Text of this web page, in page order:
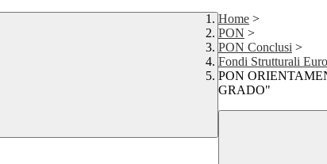
Home >
PON >
PON Conclusi >
Fondi Strutturali
PON
GRADO"